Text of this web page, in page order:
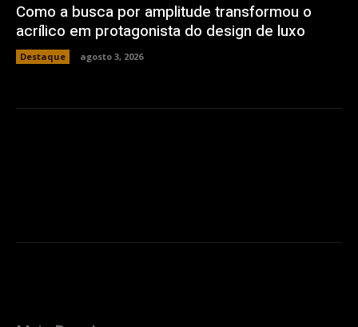
Como a busca por amplitude transformou o
acrílico em protagonista do design de luxo
Destaque agosto 3, 2026